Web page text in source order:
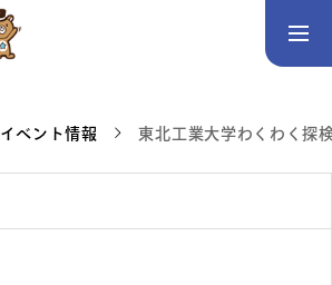
イベント情報 東北工業大学わくわく探